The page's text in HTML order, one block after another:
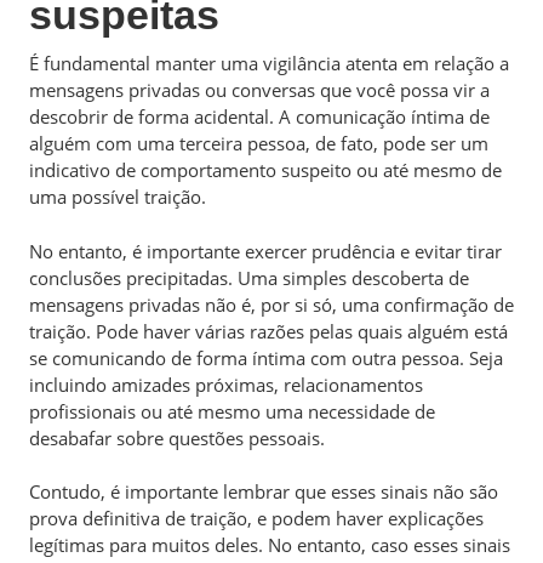
suspeitas
É fundamental manter uma vigilância atenta em relação a
mensagens privadas ou conversas que você possa vir a
descobrir de forma acidental. A comunicação íntima de
alguém com uma terceira pessoa, de fato, pode ser um
indicativo de comportamento suspeito ou até mesmo de
uma possível traição.
No entanto, é importante exercer prudência e evitar tirar
conclusões precipitadas. Uma simples descoberta de
mensagens privadas não é, por si só, uma confirmação de
traição. Pode haver várias razões pelas quais alguém está
se comunicando de forma íntima com outra pessoa. Seja
incluindo amizades próximas, relacionamentos
profissionais ou até mesmo uma necessidade de
desabafar sobre questões pessoais.
Contudo, é importante lembrar que esses sinais não são
prova definitiva de traição, e podem haver explicações
legítimas para muitos deles. No entanto, caso esses sinais